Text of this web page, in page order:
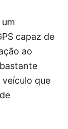
capaz de
ao
que